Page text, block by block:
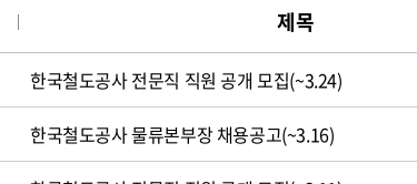
제목
한국철도공사 전문직 직원 공개 모집(~3.24)
한국철도공사 물류본부장 채용공고(~3.16)